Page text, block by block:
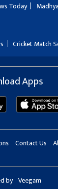
Today
Cricket Match
Apps
Contact Us
by Veegam